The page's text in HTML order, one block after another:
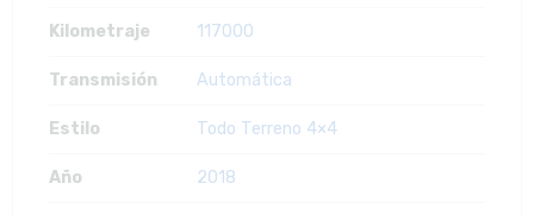
Kilometraje 117000
Transmisión Automática
Estilo Todo Terreno 4×4
Año 2018